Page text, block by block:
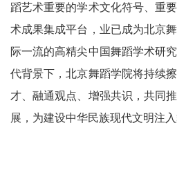
蹈艺术重要的学术文化符号、重
术成果集成平台，业已成为北京
际一流的高精尖中国舞蹈学术研
代背景下，北京舞蹈学院将持续
才、融通观点、增强共识，共同
展，为建设中华民族现代文明注